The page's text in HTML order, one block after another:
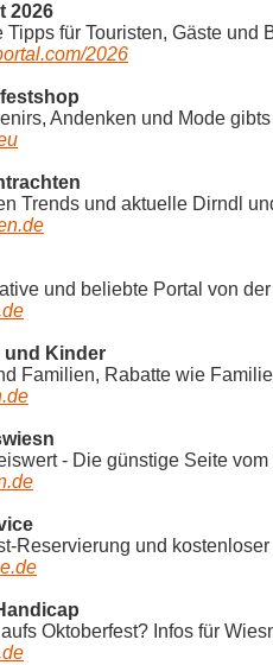
2026
Tipps für Touristen, Gäste und
2026
Andenken und Mode
Trends und aktuelle Dirndl
und beliebte Portal von
und Kinder
Familien, Rabatte wie
- Die günstige Seite vom
Reservierung und
Oktoberfest? Infos für